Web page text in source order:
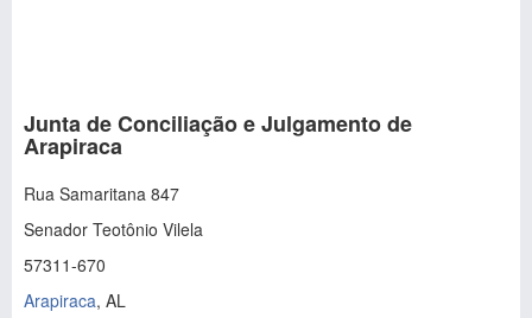
Junta de Conciliação e Julgamento de
Arapiraca
Rua Samaritana 847
Senador Teotônio Vilela
57311-670
Arapiraca, AL